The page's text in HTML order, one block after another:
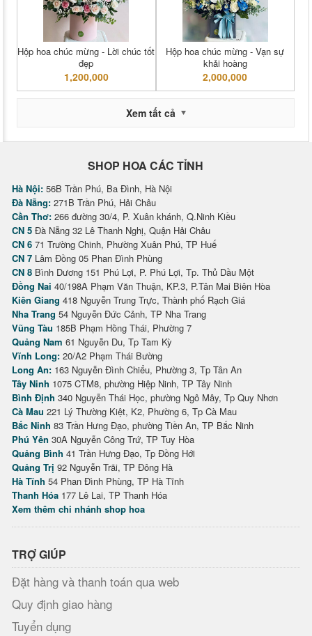
Hộp hoa chúc mừng - Lời chúc tốt
đẹp
1,200,000
Hộp hoa chúc mừng - Vạn sự
khải hoàng
2,000,000
Xem tất cả
SHOP HOA CÁC TỈNH
Hà Nội: 56B Trần Phú, Ba Đình, Hà Nội
Đà Nẵng: 271B Trần Phú, Hải Châu
Cần Thơ: 266 đường 30/4, P. Xuân khánh, Q.Ninh Kiều
CN 5 Đà Nẵng 32 Lê Thanh Nghị, Quận Hải Châu
CN 6 71 Trường Chinh, Phường Xuân Phú, TP Huế
CN 7 Lâm Đồng 05 Phan Đình Phùng
CN 8 Bình Dương 151 Phú Lợi, P. Phú Lợi, Tp. Thủ Dầu Một
Đồng Nai 40/198A Phạm Văn Thuận, KP.3, P.Tân Mai Biên Hòa
Kiên Giang 418 Nguyễn Trung Trực, Thành phố Rạch Giá
Nha Trang 54 Nguyễn Đức Cảnh, TP Nha Trang
Vũng Tàu 185B Phạm Hồng Thái, Phường 7
Quảng Nam 61 Nguyễn Du, Tp Tam Kỳ
Vĩnh Long: 20/A2 Phạm Thái Bường
Long An: 163 Nguyễn Đình Chiểu, Phường 3, Tp Tân An
Tây Ninh 1075 CTM8, phường Hiệp Ninh, TP Tây Ninh
Bình Định 340 Nguyễn Thái Học, phường Ngô Mây, Tp Quy Nhơn
Cà Mau 221 Lý Thường Kiệt, K2, Phường 6, Tp Cà Mau
Bắc Ninh 83 Trần Hưng Đạo, phường Tiền An, TP Bắc Ninh
Phú Yên 30A Nguyễn Công Trứ, TP Tuy Hòa
Quảng Bình 41 Trần Hưng Đạo, Tp Đồng Hới
Quảng Trị 92 Nguyễn Trãi, TP Đông Hà
Hà Tĩnh 54 Phan Đình Phùng, TP Hà Tĩnh
Thanh Hóa 177 Lê Lai, TP Thanh Hóa
Xem thêm chi nhánh shop hoa
TRỢ GIÚP
Đặt hàng và thanh toán qua web
Quy định giao hàng
Tuyển dụng